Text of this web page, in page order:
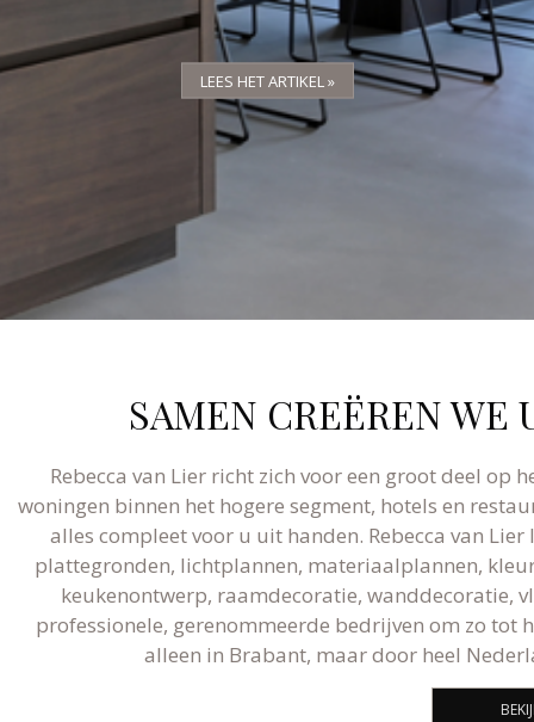
LEES HET ARTIKEL »
LEES HET ARTIKEL »
LEES HET ARTIKEL »
SAMEN CREËREN
Rebecca van Lier richt zich voor een groot deel
woningen binnen het hogere segment, hotels en
alles compleet voor u uit handen. Rebecca van
plattegronden, lichtplannen, materiaalplannen,
keukenontwerp, raamdecoratie, wanddecoratie,
professionele, gerenommeerde bedrijven om zo tot
alleen in Brabant, maar door heel